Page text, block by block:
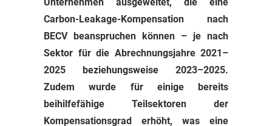
Carbon-Leakage-Kompensation nach
BECV beanspruchen können – je nach
Sektor für die Abrechnungsjahre 2021–
2025 beziehungsweise 2023–2025.
Zudem wurde für einige bereits
beihilfefähige Teilsektoren der
Kompensationsgrad erhöht, was eine